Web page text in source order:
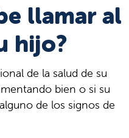
llamar al
hijo?
de la salud de su
bien o si su
de los signos de